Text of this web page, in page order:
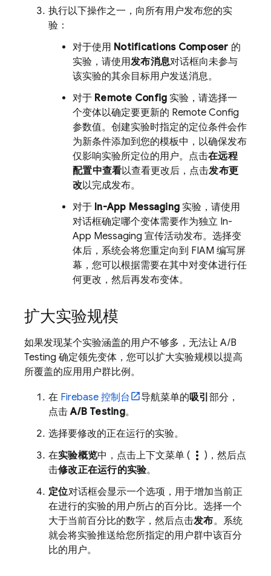
执行以下操作之一，向所有用户发布您的实
验：
对于使用 Notifications Composer 的
实验，请使用发布消息对话框向未参与
该实验的其余目标用户发送消息。
对于 Remote Config 实验，请选择一
个变体以确定要更新的 Remote Config
参数值。创建实验时指定的定位条件会作
为新条件添加到您的模板中，以确保发布
仅影响实验所定位的用户。点击在远程
配置中查看以查看更改后，点击发布更
改以完成发布。
对于 In-App Messaging 实验，请使用
对话框确定哪个变体需要作为独立 In-
App Messaging 宣传活动发布。选择变
体后，系统会将您重定向到 FIAM 编写屏
幕，您可以根据需要在其中对变体进行任
何更改，然后再发布变体。
扩大实验规模
如果发现某个实验涵盖的用户不够多，无法让 A/B
Testing 确定领先变体，您可以扩大实验规模以提高
所覆盖的应用用户群比例。
在 Firebase 控制台 导航菜单的吸引 部分，
点击A/B Testing。
选择要修改的正在运行的实验。
在实验概览中，点击上下文菜单 ( more_vert )，然后点
击修改正在运行的实验。
定位对话框会显示一个选项，用于增加当前正
在进行的实验的用户所占的百分比。选择一个
大于当前百分比的数字，然后点击发布。系统
就会将实验推送给您所指定的用户群中该百分
比的用户。